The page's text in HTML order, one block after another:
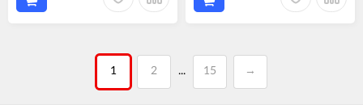
1 2 ... 15 →